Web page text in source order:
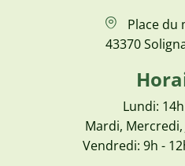
Place du
43370
Lundi:
Mardi, Mercredi,
Vendredi: 9h -